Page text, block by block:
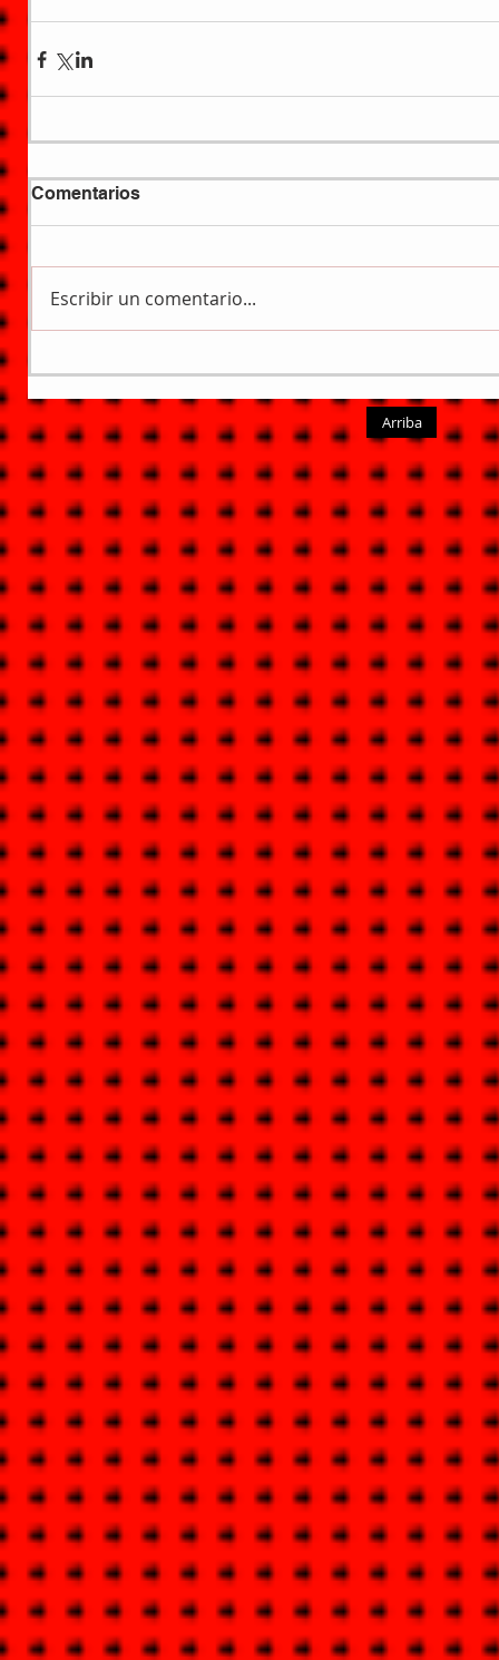
Comentarios
Escribir un comentario...
Arriba